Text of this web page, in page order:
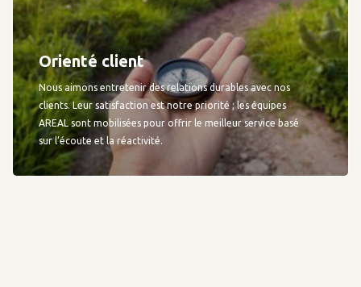
Orienté client
Nous aimons entretenir des relations durables avec nos
clients. Leur satisfaction est notre priorité ; les équipes
AREAL sont mobilisées pour offrir le meilleur service basé
sur l’écoute et la réactivité.